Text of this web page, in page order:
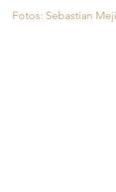
Fotos: Sebastian